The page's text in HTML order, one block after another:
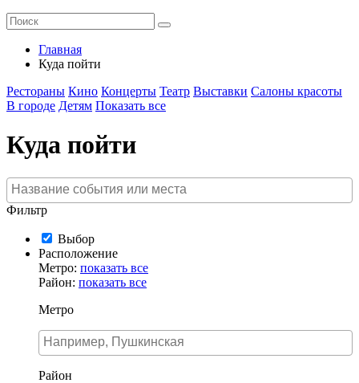
Главная
Куда пойти
Рестораны Кино Концерты Театр Выставки Салоны красоты
В городе Детям Показать все
Куда пойти
Фильтр
Выбор
Расположение
Метро: показать все
Район: показать все
Метро
Район